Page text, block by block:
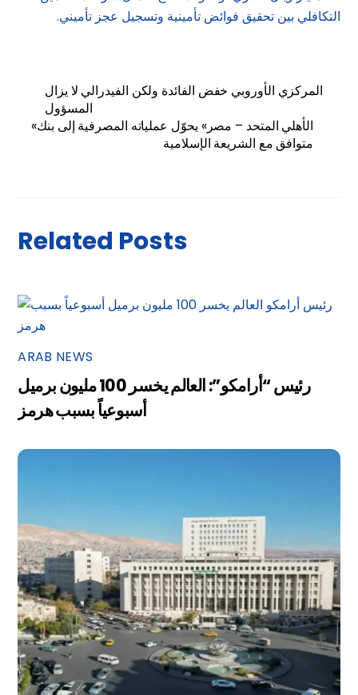
التكافلي بين تحقيق فوائض تأمينية وتسجيل عجز تأميني.
المركزي الأوروبي خفض الفائدة ولكن الفيدرالي لا يزال
المسؤول
«الأهلي المتحد – مصر» يحوّل عملياته المصرفية إلى بنك
متوافق مع الشريعة الإسلامية
Related Posts
ARAB NEWS
رئيس “أرامكو”: العالم يخسر 100 مليون برميل
أسبوعياً بسبب هرمز